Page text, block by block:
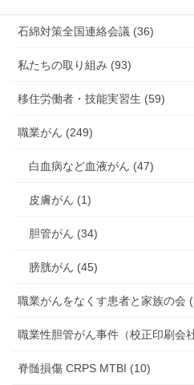
石綿対策全国連絡会議 (36)
私たちの取り組み (93)
移住労働者・技能実習生 (59)
職業がん (249)
白血病など血液がん (47)
皮膚がん (1)
胆管がん (34)
膀胱がん (45)
職業がんをなくす患者と家族の会
職業性胆管がん事件（校正印刷会
脊髄損傷 CRPS MTBI (10)